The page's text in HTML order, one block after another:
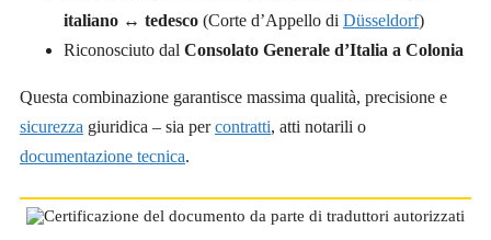
italiano ↔ tedesco (Corte d’Appello di Düsseldorf)
Riconosciuto dal Consolato Generale d’Italia a Colonia
Questa combinazione garantisce massima qualità, precisione e
sicurezza giuridica – sia percontratti, atti notarili o
documentazione tecnica.